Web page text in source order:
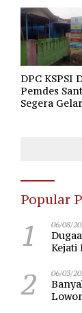
DPC KSPSI
Pemdes
Segera
Popular
1 06/08/
Kejati
2 06/03/